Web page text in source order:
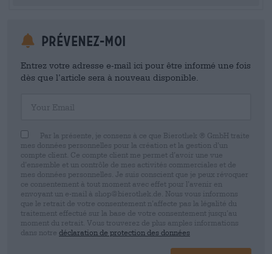
Prévenez-moi
Entrez votre adresse e-mail ici pour être informé une fois
dès que l’article sera à nouveau disponible.
Par la présente, je consens à ce que Bierothek ® GmbH traite
mes données personnelles pour la création et la gestion d’un
compte client. Ce compte client me permet d’avoir une vue
d’ensemble et un contrôle de mes activités commerciales et de
mes données personnelles. Je suis conscient que je peux révoquer
ce consentement à tout moment avec effet pour l’avenir en
envoyant un e-mail à shop@bierothek.de. Nous vous informons
que le retrait de votre consentement n’affecte pas la légalité du
traitement effectué sur la base de votre consentement jusqu’au
moment du retrait. Vous trouverez de plus amples informations
dans notre déclaration de protection des données